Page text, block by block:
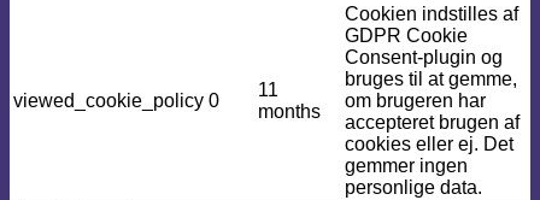
viewed_cookie_policy 0
11
months
Cookien indstilles af
GDPR Cookie
Consent-plugin og
bruges til at gemme,
om brugeren har
accepteret brugen af ​​
cookies eller ej. Det
gemmer ingen
personlige data.